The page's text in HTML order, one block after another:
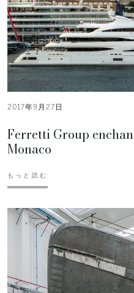
2017年9月27日
Ferretti Group
Monaco
もっと読む